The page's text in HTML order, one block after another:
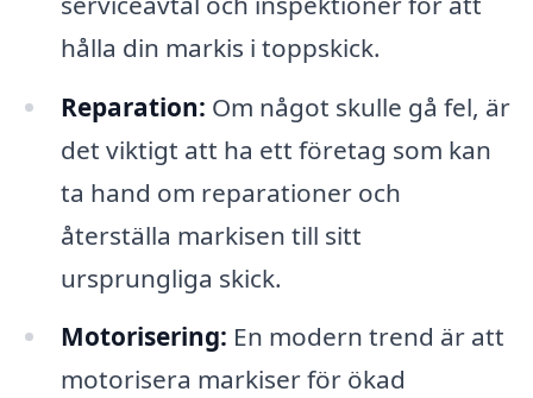
hålla din markis i toppskick.
Reparation: Om något skulle gå fel, är
det viktigt att ha ett företag som kan
ta hand om reparationer och
återställa markisen till sitt
ursprungliga skick.
Motorisering: En modern trend är att
motorisera markiser för ökad